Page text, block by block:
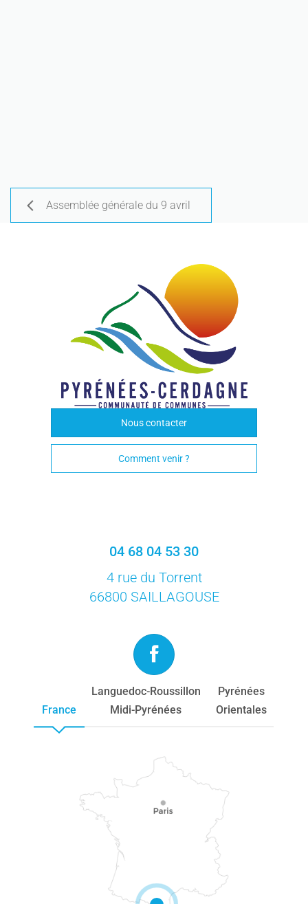
Assemblée générale du 9 avril
Nous contacter
Comment venir ?
04 68 04 53 30
4 rue du Torrent
66800 SAILLAGOUSE
France
Languedoc-Roussillon
Midi-Pyrénées
Pyrénées
Orientales